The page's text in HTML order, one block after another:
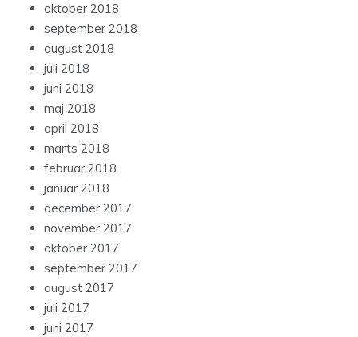
oktober 2018
september 2018
august 2018
juli 2018
juni 2018
maj 2018
april 2018
marts 2018
februar 2018
januar 2018
december 2017
november 2017
oktober 2017
september 2017
august 2017
juli 2017
juni 2017